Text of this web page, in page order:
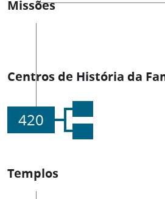
Missões
Centros de História da
420
Templos